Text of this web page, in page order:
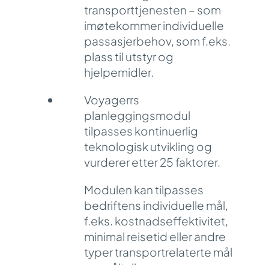
transporttjenesten – som
imøtekommer individuelle
passasjerbehov, som f.eks.
plass til utstyr og
hjelpemidler.
Voyagerrs
planleggingsmodul
tilpasses kontinuerlig
teknologisk utvikling og
vurderer etter 25 faktorer.
Modulen kan tilpasses
bedriftens individuelle mål,
f.eks. kostnadseffektivitet,
minimal reisetid eller andre
typer transportrelaterte mål